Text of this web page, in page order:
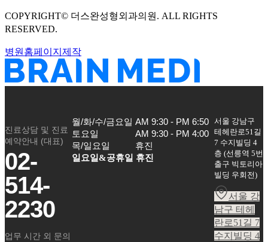
COPYRIGHT© 더스완성형외과의원 . ALL RIGHTS
RESERVED.
병원홈페이지제작
진료상담 및 진료
예약안내 (대표)
02-
514-
2230
업무 시간 외 문의
월/화/수/금요일
토요일
목/일요일
AM 9:30 - PM 6:50
AM 9:30 - PM 4:00
휴진
일요일&공휴일 휴진
서울 강남구
테헤란로51길
7 수지빌딩 4
층 (선릉역 5번
출구 빅토리아
빌딩 우회전)
서울 강
남구 테헤
란로51길 7
수지빌딩 4